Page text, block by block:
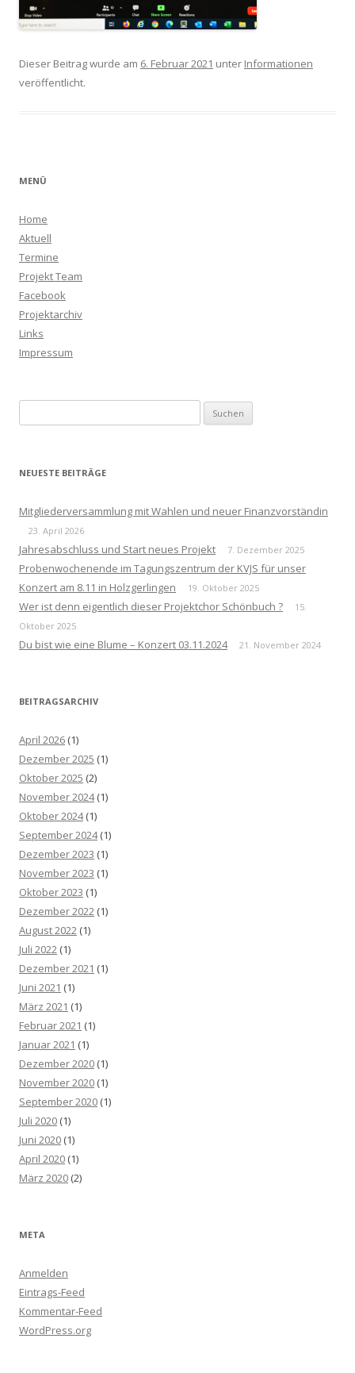
Dieser Beitrag wurde am 6. Februar 2021 unter Informationen
veröffentlicht.
MENÜ
Home
Aktuell
Termine
Projekt Team
Facebook
Projektarchiv
Links
Impressum
nach:
NEUESTE BEITRÄGE
Mitgliederversammlung mit Wahlen und neuer Finanzvorständin
23. April 2026
Jahresabschluss und Start neues Projekt 7. Dezember 2025
Probenwochenende im Tagungszentrum der KVJS für unser
Konzert am 8.11 in Holzgerlingen
19. Oktober 2025
Wer ist denn eigentlich dieser Projektchor Schönbuch ?
15.
Oktober 2025
Du bist wie eine Blume – Konzert 03.11.2024 21. November 2024
BEITRAGSARCHIV
April 2026 (1)
Dezember 2025 (1)
Oktober 2025 (2)
November 2024(1)
Oktober 2024(1)
September 2024(1)
Dezember 2023 (1)
November 2023 (1)
Oktober 2023 (1)
Dezember 2022 (1)
August 2022 (1)
Juli 2022 (1)
Dezember 2021 (1)
Juni 2021 (1)
März 2021 (1)
Februar 2021 (1)
Januar 2021 (1)
Dezember 2020 (1)
November 2020 (1)
September 2020 (1)
Juli 2020 (1)
Juni 2020 (1)
April 2020 (1)
März 2020 (2)
META
Anmelden
Eintrags-Feed
Kommentar-Feed
WordPress.org